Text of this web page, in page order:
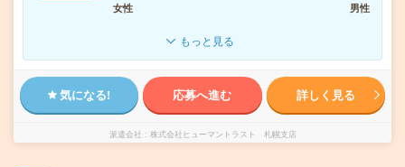
女性
男性
もっと見る
気になる! 応募へ進む 詳しく見る
派遣会社 株式会社ヒューマントラスト 札幌支店